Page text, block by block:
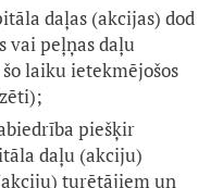
daļas (akcijas) dod
vai peļņas daļu
laiku ietekmējošos
piešķir
daļu (akciju)
turētājiem un